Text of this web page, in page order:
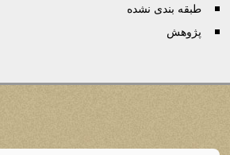
طبقه بندی نشده
پژوهش